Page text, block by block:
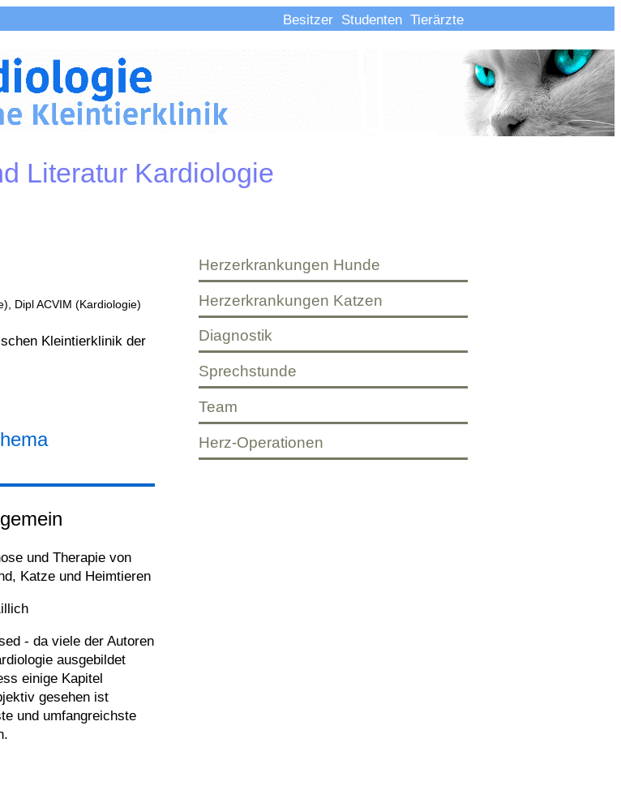
Besitzer Studenten Tierärzte
Literatur Kardiologie
Dipl ACVIM (Kardiologie)
Kleintierklinik der
und Therapie von
Katze und Heimtieren
- da viele der Autoren
ausgebildet
einige Kapitel
gesehen ist
und umfangreichste
Herzerkrankungen Hunde
Herzerkrankungen Katzen
Diagnostik
Sprechstunde
Team
Herz-Operationen